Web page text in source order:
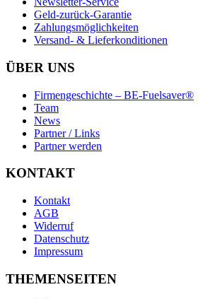
Geld-zurück-Garantie
Zahlungsmöglichkeiten
Versand- & Lieferkonditionen
ÜBER UNS
Firmengeschichte – BE-Fuelsaver®
Team
News
Partner / Links
Partner werden
KONTAKT
Kontakt
AGB
Widerruf
Datenschutz
Impressum
THEMENSEITEN